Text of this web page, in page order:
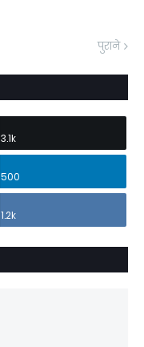
पुराने
3.1k
500
1.2k